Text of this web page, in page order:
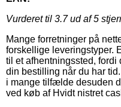
Vurderet til 3.7ud af 5
Mange forretninger på
forskellige leveringstyper.
til et afhentningssted, fordi
din bestilling når du har
i mange tilfælde desuden
ved køb af Hvidt nistret